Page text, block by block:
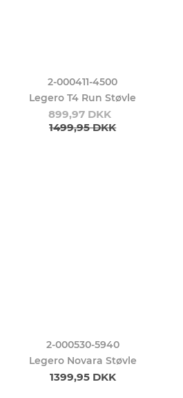
2-000411-4500
Legero T4 Run Støvle
899,97 DKK
1499,95 DKK
2-000530-5940
Legero Novara Støvle
1399,95 DKK